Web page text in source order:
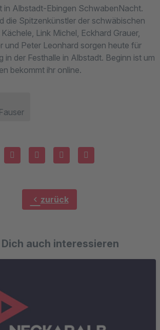
in Albstadt-Ebingen SchwabenNacht.
die Spitzenkünstler der schwäbischen
Link Michel, Eckhard Grauer,
und Peter Leonhard sorgen heute für
in der Festhalle in Albstadt. Beginn ist um
bekommt ihr online.
chevron_left zurück
auch interessieren